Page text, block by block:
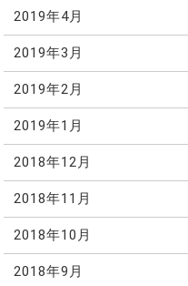
2019年4月
2019年3月
2019年2月
2019年1月
2018年12月
2018年11月
2018年10月
2018年9月